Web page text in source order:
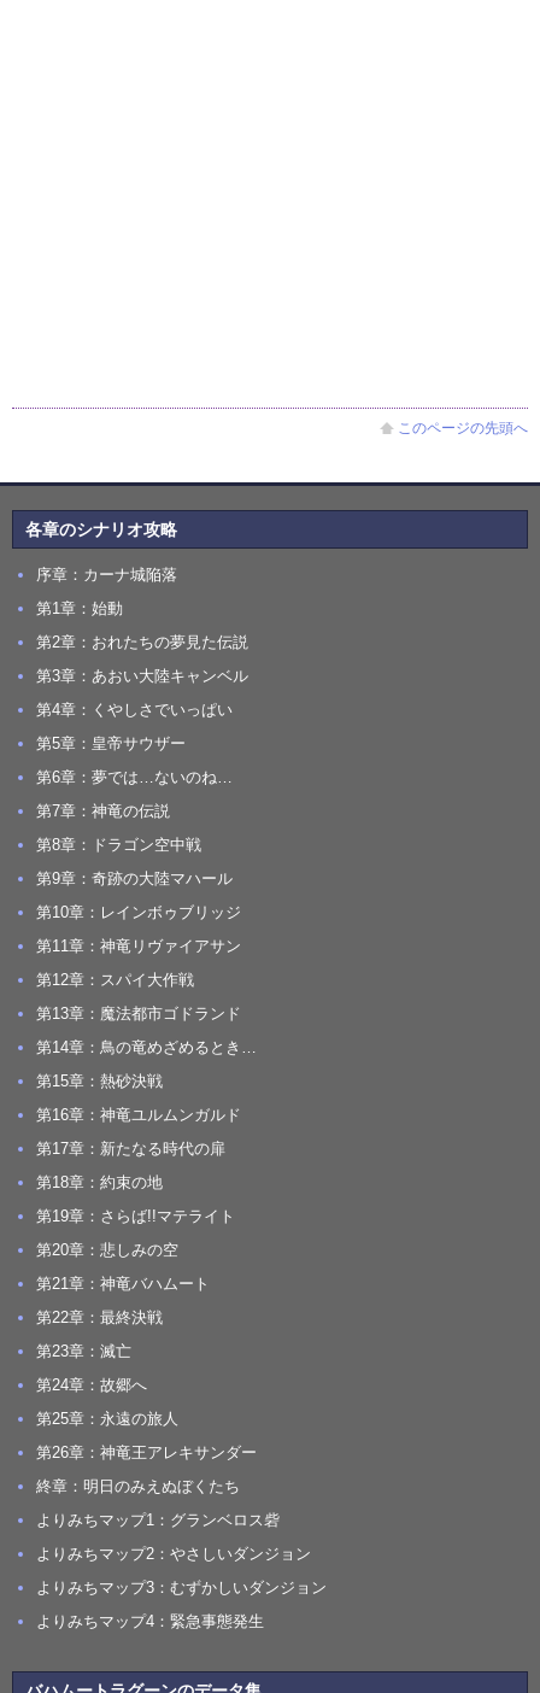
このページの先頭へ
各章のシナリオ攻略
序章：カーナ城陥落
第1章：始動
第2章：おれたちの夢見た伝説
第3章：あおい大陸キャンベル
第4章：くやしさでいっぱい
第5章：皇帝サウザー
第6章：夢では…ないのね…
第7章：神竜の伝説
第8章：ドラゴン空中戦
第9章：奇跡の大陸マハール
第10章：レインボゥブリッジ
第11章：神竜リヴァイアサン
第12章：スパイ大作戦
第13章：魔法都市ゴドランド
第14章：鳥の竜めざめるとき…
第15章：熱砂決戦
第16章：神竜ユルムンガルド
第17章：新たなる時代の扉
第18章：約束の地
第19章：さらば!!マテライト
第20章：悲しみの空
第21章：神竜バハムート
第22章：最終決戦
第23章：滅亡
第24章：故郷へ
第25章：永遠の旅人
第26章：神竜王アレキサンダー
終章：明日のみえぬぼくたち
よりみちマップ1：グランベロス砦
よりみちマップ2：やさしいダンジョン
よりみちマップ3：むずかしいダンジョン
よりみちマップ4：緊急事態発生